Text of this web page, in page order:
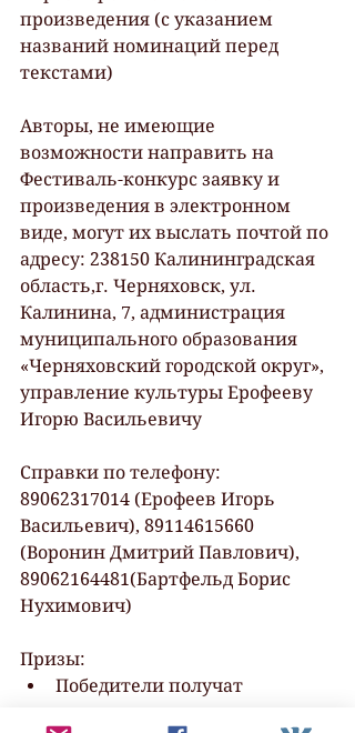
произведения (с указанием
названий номинаций перед
текстами)
Авторы, не имеющие
возможности направить на
Фестиваль-конкурс заявку и
произведения в электронном
виде, могут их выслать почтой по
адресу: 238150 Калининградская
область,г. Черняховск, ул.
Калинина, 7, администрация
муниципального образования
«Черняховский городской округ»,
управление культуры Ерофееву
Игорю Васильевичу
Справки по телефону:
89062317014 (Ерофеев Игорь
Васильевич), 89114615660
(Воронин Дмитрий Павлович),
89062164481(Бартфельд Борис
Нухимович)
Призы:
Победители получат